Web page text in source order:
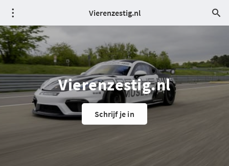
Vierenzestig.nl
Vierenzestig.nl
Schrijf je in